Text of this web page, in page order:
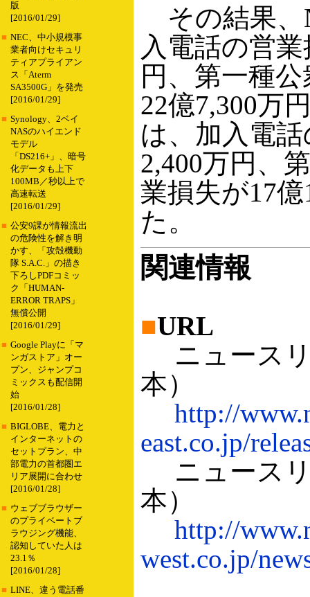
版
[2016/01/29]
■ NEC、中小規模事
業者向けセキュリ
ティアプライアン
ス「Aterm
SA3500G」を発売
[2016/01/29]
■ Synology、2ベイ
NASのハイエンド
モデル
「DS216+」、暗号
化データも上下
100MB／秒以上で
高速転送
[2016/01/29]
■ 公安9課が情報流出
の危険性を解き明
かす、「攻殻機動
隊 S.A.C.」の描き
下ろしPDFコミッ
ク「HUMAN-
ERROR TRAPS」
無償公開
[2016/01/29]
■ Google Playに「マ
ンガストア」オー
プン、ジャンプコ
ミックスも配信開
始
[2016/01/28]
■ BIGLOBE、電力と
インターネットの
セットプラン、中
部電力の首都圏エ
リア展開に合わせ
[2016/01/28]
■ ウェブブラウザー
のプライベートブ
ラウジング機能、
認知していた人は
23.1％
[2016/01/28]
■ LINE、違う電話番
その結果、
入電話の営
円、第一種
22億7,300万
は、加入電
2,400万円、
業損失が17
た。
関連情報
■URL
ニュースリ
本）
http://
east.co.jp/
ニュースリ
本）
http://
west.co.jp/